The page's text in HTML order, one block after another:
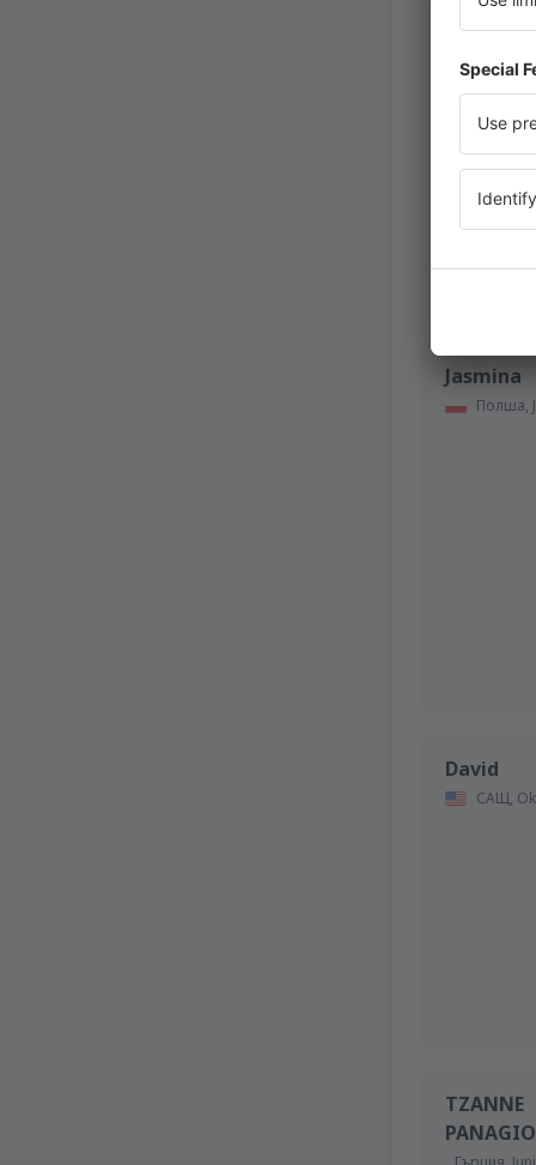
September
Jasmina
Полша,
David
САЩ,
TZANNE